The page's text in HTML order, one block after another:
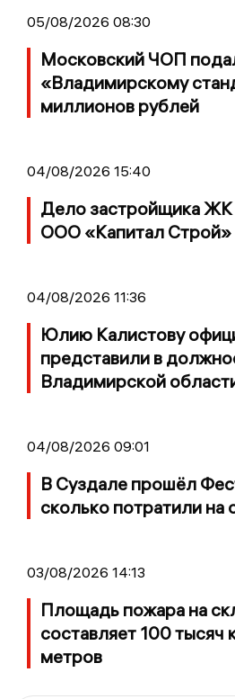
05/08/2026 08:30
Московский ЧОП
«Владимирскому
миллионов рублей
04/08/2026 15:40
Дело застройщика
ООО «Капитал Строй»
04/08/2026 11:36
Юлию Калистову
представили в
Владимирской
04/08/2026 09:01
В Суздале прошёл
сколько потратили на
03/08/2026 14:13
Площадь пожара на
составляет 100 тысяч
метров